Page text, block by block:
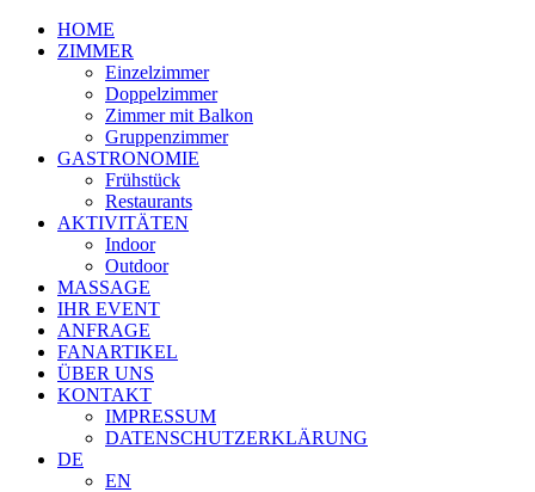
HOME
ZIMMER
Einzelzimmer
Doppelzimmer
Zimmer mit Balkon
Gruppenzimmer
GASTRONOMIE
Frühstück
Restaurants
AKTIVITÄTEN
Indoor
Outdoor
MASSAGE
IHR EVENT
ANFRAGE
FANARTIKEL
ÜBER UNS
KONTAKT
IMPRESSUM
DATENSCHUTZERKLÄRUNG
DE
EN